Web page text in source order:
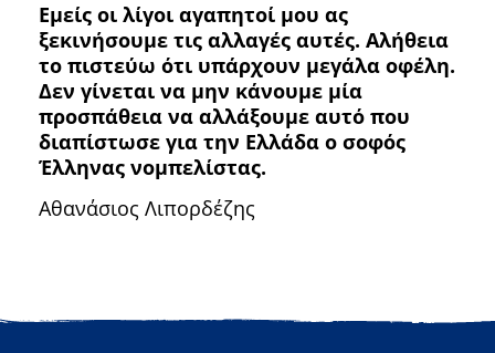
Εμείς οι λίγοι αγαπητοί μου ας
ξεκινήσουμε τις αλλαγές αυτές. Αλήθεια
το πιστεύω ότι υπάρχουν μεγάλα οφέλη.
Δεν γίνεται να μην κάνουμε μία
προσπάθεια να αλλάξουμε αυτό που
διαπίστωσε για την Ελλάδα ο σοφός
Έλληνας νομπελίστας.
Αθανάσιος Λιπορδέζης